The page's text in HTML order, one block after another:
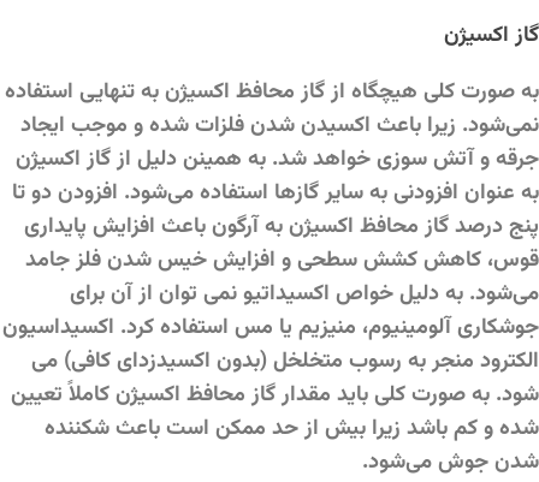
گاز اکسیژن
به صورت کلی هیچگاه از گاز محافظ اکسیژن به تنهایی استفاده
نمی‌شود. زیرا باعث اکسیدن شدن فلزات شده و موجب ایجاد
جرقه و آتش سوزی خواهد شد. به همینن دلیل از گاز اکسیژن
به عنوان افزودنی به سایر گازها استفاده می‌شود. افزودن دو تا
پنج درصد گاز محافظ اکسیژن به آرگون باعث افزایش پایداری
قوس، کاهش کشش سطحی و افزایش خیس شدن فلز جامد
می‌شود. به دلیل خواص اکسیداتیو نمی توان از آن برای
جوشکاری آلومینیوم، منیزیم یا مس استفاده کرد. اکسیداسیون
الکترود منجر به رسوب متخلخل (بدون اکسیدزدای کافی) می
شود. به صورت کلی باید مقدار گاز محافظ اکسیژن کاملاً تعیین
شده و کم باشد زیرا بیش از حد ممکن است باعث شکننده
شدن جوش می‌شود.